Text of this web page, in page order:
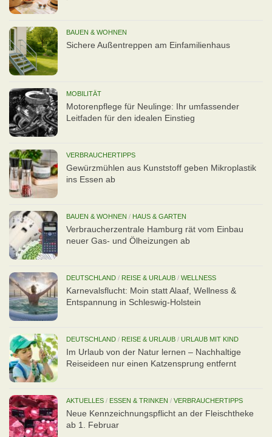
BAUEN & WOHNEN
Sichere Außentreppen am Einfamilienhaus
MOBILITÄT
Motorenpflege für Neulinge: Ihr umfassender
Leitfaden für den idealen Einstieg
VERBRAUCHERTIPPS
Gewürzmühlen aus Kunststoff geben Mikroplastik
ins Essen ab
BAUEN & WOHNEN / HAUS & GARTEN
Verbraucherzentrale Hamburg rät vom Einbau
neuer Gas- und Ölheizungen ab
DEUTSCHLAND / REISE & URLAUB / WELLNESS
Karnevalsflucht: Moin statt Alaaf, Wellness &
Entspannung in Schleswig-Holstein
DEUTSCHLAND / REISE & URLAUB / URLAUB MIT KIND
Im Urlaub von der Natur lernen – Nachhaltige
Reiseideen nur einen Katzensprung entfernt
AKTUELLES / ESSEN & TRINKEN / VERBRAUCHERTIPPS
Neue Kennzeichnungspflicht an der Fleischtheke
ab 1. Februar